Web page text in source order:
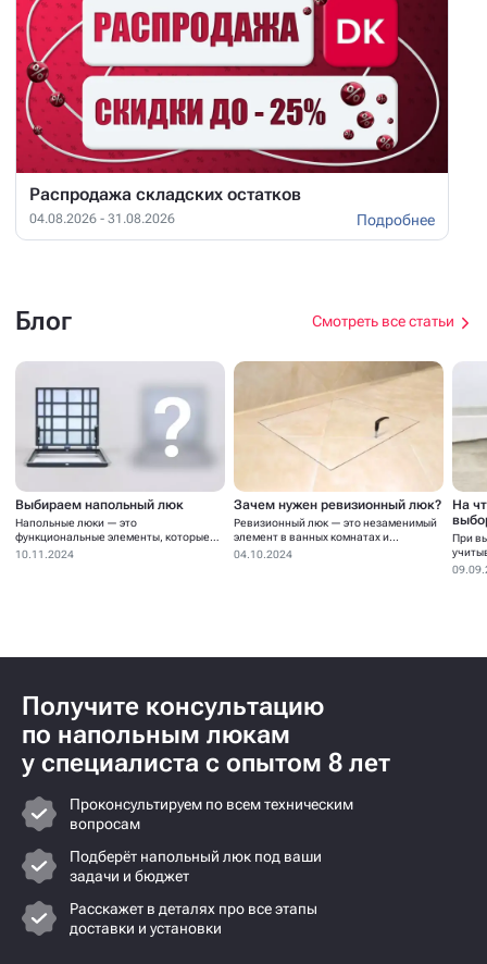
Распродажа складских остатков
04.08.2026 - 31.08.2026 Подробнее
Блог Смотреть все статьи
Выбираем напольный люк
Напольные люки — это
функциональные элементы, которые
устанавливаются для...
10.11.2024
Зачем нужен ревизионный люк?
Ревизионный люк — это незаменимый
элемент в ванных комнатах и...
04.10.2024
На
При
Получите консультацию
по напольным люкам
у специалиста с опытом 8 лет
Проконсультируем по всем техническим
вопросам
Подберёт напольный люк под ваши
задачи и бюджет
Расскажет в деталях про все этапы
доставки и установки